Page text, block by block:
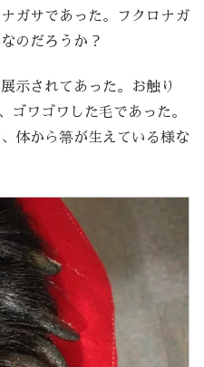
ガサであった。フクロナガ
のだろうか？
示されてあった。お触り
ワゴワした毛であった。
体から箒が生えている様な